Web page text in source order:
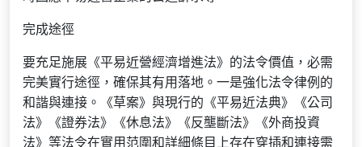
完成途徑
要充足施展《平易近營經濟增進法》的法令價值，必需
完美實行途徑，確保其有用落地。一是強化法令律例的
和諧與連接。《草案》與現行的《平易近法典》《公司
法》《證券法》《休息法》《反壟斷法》《外商投資
法》等法令在實用范圍和詳細條目上存在穿插和連接需